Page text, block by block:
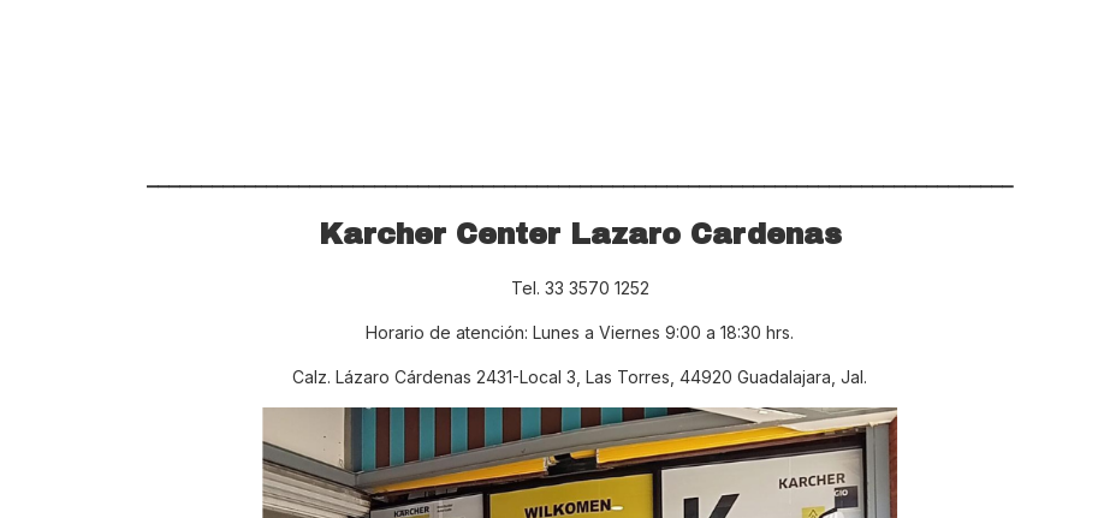
Karcher Center Lazaro Cardenas
Tel. 33 3570 1252
Horario de atención: Lunes a Viernes 9:00 a 18:30 hrs.
Calz. Lázaro Cárdenas 2431-Local 3, Las Torres, 44920 Guadalajara, Jal.